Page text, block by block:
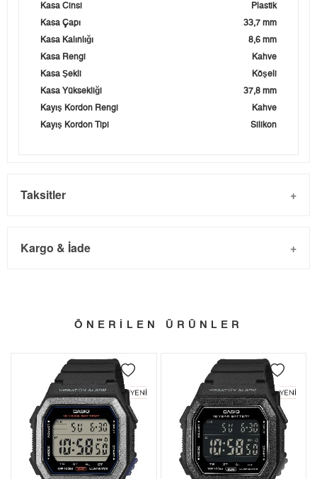
Kasa Cinsi
Plastik
Kasa Çapı
33,7 mm
Kasa Kalınlığı
8,6 mm
Kasa Rengi
Kahve
Kasa Şekli
Köşeli
Kasa Yüksekliği
37,8 mm
Kayış Kordon Rengi
Kahve
Kayış Kordon Tipi
Silikon
Taksitler
Tek Çekim 2.706,55 ₺ 2.706,55 ₺
2.840,04 ₺
4 2.896,88 ₺
5 2.955,70 ₺
6 3.017,34 ₺
Kargo & İade
- Sipariş gönderimi 3 iş günü içinde yapılmaktadır. Resmi
- İnternet mağazamızdan yapacağınız tüm alışverişlerde
Türkiye'nin her yerine 2.500₺ ve üzeri alışverişlerde Yurtiçi
Kargo ile ücretsiz gönderilir.
İade
- Kargonuz elinize ulaştığı tarihten itibaren 14 gün içerisinde
ÖNERİLEN ÜRÜNLER